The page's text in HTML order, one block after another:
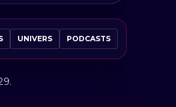
UNIVERS PODCASTS